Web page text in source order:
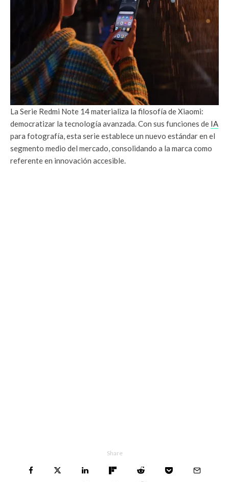
La Serie Redmi Note 14 materializa la filosofía de Xiaomi:
democratizar la tecnología avanzada. Con sus funciones de IA
para fotografía, esta serie establece un nuevo estándar en el
segmento medio del mercado, consolidando a la marca como
referente en innovación accesible.
Share